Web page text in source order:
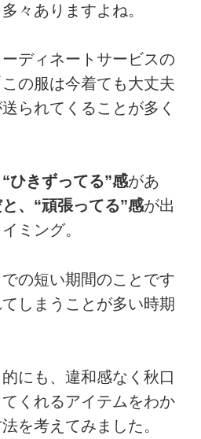
々ありますよね。
ディネートサービスの
の服は今着ても大丈夫
られてくることが多く
ひきずってる”感があ
、“頑張ってる”感が出
ミング。
の短い期間のことです
しまうことが多い時期
にも、違和感なく秋口
くれるアイテムをわか
を考えてみました。